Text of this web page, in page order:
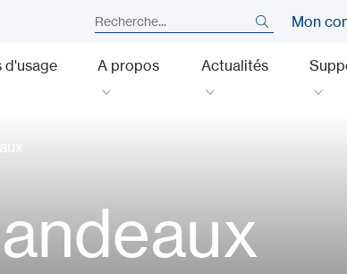
Mon
d'usage A propos Actualités